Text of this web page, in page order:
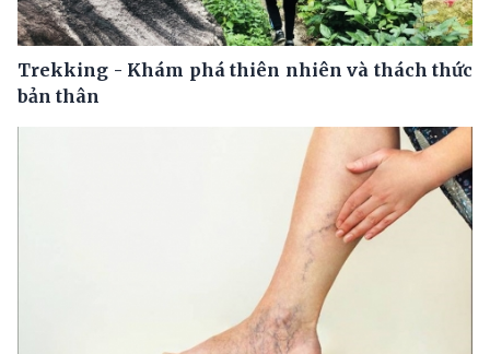
Trekking - Khám phá thiên nhiên và thách thức
bản thân